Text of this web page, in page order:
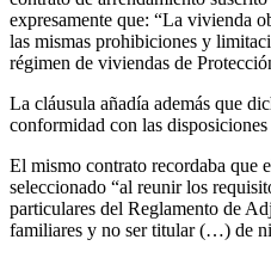
expresamente que: “La vivienda
las mismas prohibiciones y
régimen de viviendas de
La cláusula añadía además que
conformidad con las
El mismo contrato recordaba que
seleccionado “al reunir los
particulares del Reglamento de
familiares y no ser titular (…) de